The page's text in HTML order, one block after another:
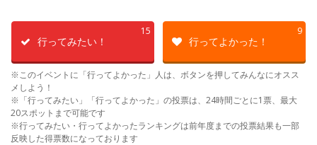
15
行ってみたい！
9
行ってよかった！
※このイベントに「行ってよかった」人は、ボタンを押してみんなにオスス
メしよう！
※「行ってみたい」「行ってよかった」の投票は、24時間ごとに1票、最大
20スポットまで可能です
※行ってみたい・行ってよかったランキングは前年度までの投票結果も一部
反映した得票数になっております